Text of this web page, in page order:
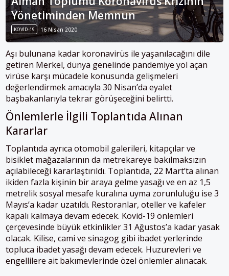
Yönetiminden Memnun
KOVID-19 16 Nisan 2020
Aşı bulunana kadar koronavirüs ile yaşanılacağını dile
getiren Merkel, dünya genelinde pandemiye yol açan
virüse karşı mücadele konusunda gelişmeleri
değerlendirmek amacıyla 30 Nisan’da eyalet
başbakanlarıyla tekrar görüşeceğini belirtti.
Önlemlerle İlgili Toplantıda Alınan
Kararlar
Toplantıda ayrıca otomobil galerileri, kitapçılar ve
bisiklet mağazalarının da metrekareye bakılmaksızın
açılabileceği kararlaştırıldı. Toplantıda, 22 Mart’ta alınan
ikiden fazla kişinin bir araya gelme yasağı ve en az 1,5
metrelik sosyal mesafe kuralına uyma zorunluluğu ise 3
Mayıs’a kadar uzatıldı. Restoranlar, oteller ve kafeler
kapalı kalmaya devam edecek. Kovid-19 önlemleri
çerçevesinde büyük etkinlikler 31 Ağustos’a kadar yasak
olacak. Kilise, cami ve sinagog gibi ibadet yerlerinde
topluca ibadet yasağı devam edecek. Huzurevleri ve
engellilere ait bakımevlerinde özel önlemler alınacak.